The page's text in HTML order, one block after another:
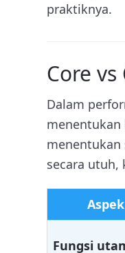
praktiknya.
Core vs
Dalam
menentukan
menentukan
secara utuh,
Aspek
Fungsi